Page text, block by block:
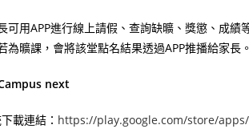
可用APP進行線上請假、查詢缺曠、獎懲、成績
為曠課，會將該堂點名結果透過APP推播給家長。
next
載連結： https://play.google.com/store/